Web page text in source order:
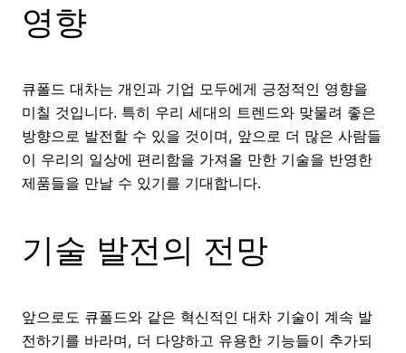
영향
큐폴드 대차는 개인과 기업 모두에게 긍정적인 영향을
미칠 것입니다. 특히 우리 세대의 트렌드와 맞물려 좋은
방향으로 발전할 수 있을 것이며, 앞으로 더 많은 사람들
이 우리의 일상에 편리함을 가져올 만한 기술을 반영한
제품들을 만날 수 있기를 기대합니다.
기술 발전의 전망
앞으로도 큐폴드와 같은 혁신적인 대차 기술이 계속 발
전하기를 바라며, 더 다양하고 유용한 기능들이 추가되